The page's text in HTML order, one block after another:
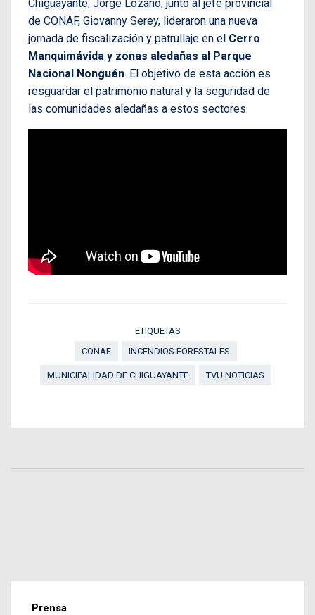
Chiguayante, Jorge Lozano, junto al jefe provincial
de CONAF, Giovanny Serey, lideraron una nueva
jornada de fiscalización y patrullaje en el Cerro
Manquimávida y zonas aledañas al Parque
Nacional Nonguén. El objetivo de esta acción es
resguardar el patrimonio natural y la seguridad de
las comunidades aledañas a estos sectores.
ETIQUETAS
CONAF
INCENDIOS FORESTALES
MUNICIPALIDAD DE CHIGUAYANTE TVU NOTICIAS
Prensa